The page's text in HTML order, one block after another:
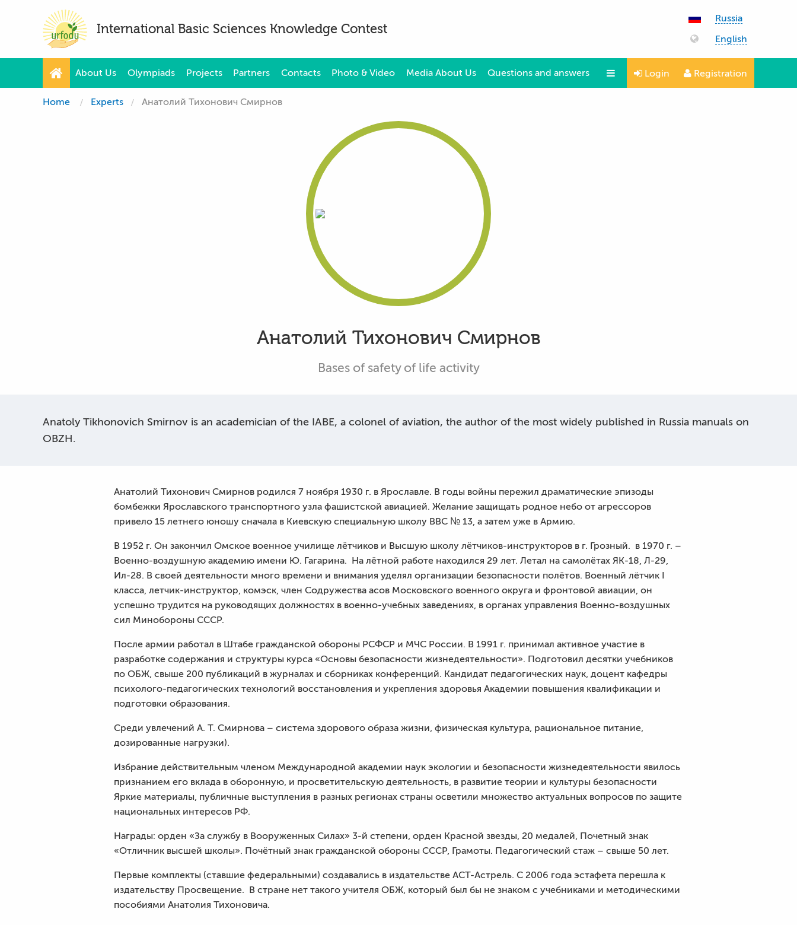
International Basic Sciences Knowledge Contest
Russia
English
About Us Olympiads Projects Partners Contacts Photo & Video Media About Us Questions and answers Login Registration
Home Experts Анатолий Тихонович Смирнов
Анатолий Тихонович Смирнов
Bases of safety of life activity
Anatoly Tikhonovich Smirnov is an academician of the IABE, a colonel of aviation, the author of the most widely published in Russia manuals on
OBZH.
Анатолий Тихонович Смирнов родился 7 ноября 1930 г. в Ярославле. В годы войны пережил драматические эпизоды
бомбежки Ярославского транспортного узла фашистской авиацией. Желание защищать родное небо от агрессоров
привело 15 летнего юношу сначала в Киевскую специальную школу ВВС № 13, а затем уже в Армию.
В 1952 г. Он закончил Омское военное училище лётчиков и Высшую школу лётчиков-инструкторов в г. Грозный. в 1970 г. –
Военно-воздушную академию имени Ю. Гагарина. На лётной работе находился 29 лет. Летал на самолётах ЯК-18, Л-29,
Ил-28. В своей деятельности много времени и внимания уделял организации безопасности полётов. Военный лётчик I
класса, летчик-инструктор, комэск, член Содружества асов Московского военного округа и фронтовой авиации, он
успешно трудится на руководящих должностях в военно-учебных заведениях, в органах управления Военно-воздушных
сил Минобороны СССР.
После армии работал в Штабе гражданской обороны РСФСР и МЧС России. В 1991 г. принимал активное участие в
разработке содержания и структуры курса «Основы безопасности жизнедеятельности». Подготовил десятки учебников
по ОБЖ, свыше 200 публикаций в журналах и сборниках конференций. Кандидат педагогических наук, доцент кафедры
психолого-педагогических технологий восстановления и укрепления здоровья Академии повышения квалификации и
подготовки образования.
Среди увлечений А. Т. Смирнова – система здорового образа жизни, физическая культура, рациональное питание,
дозированные нагрузки).
Избрание действительным членом Международной академии наук экологии и безопасности жизнедеятельности явилось
признанием его вклада в оборонную, и просветительскую деятельность, в развитие теории и культуры безопасности
Яркие материалы, публичные выступления в разных регионах страны осветили множество актуальных вопросов по защите
национальных интересов РФ.
Награды: орден «За службу в Вооруженных Силах» 3-й степени, орден Красной звезды, 20 медалей, Почетный знак
«Отличник высшей школы». Почётный знак гражданской обороны СССР, Грамоты. Педагогический стаж – свыше 50 лет.
Первые комплекты (ставшие федеральными) создавались в издательстве АСТ-Астрель. С 2006 года эстафета перешла к
издательству Просвещение. В стране нет такого учителя ОБЖ, который был бы не знаком с учебниками и методическими
пособиями Анатолия Тихоновича.